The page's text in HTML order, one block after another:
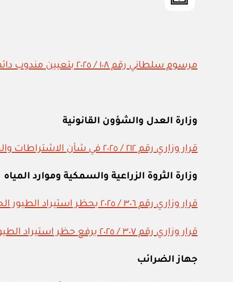
مرسوم سلطاني رقم ١٠٨ / ٢٠٢٥ بتعيين مندوب دائم لسلطنة عمان لدى منظمة السياحة العالمية في مدريد
وزارة العدل والشؤون القانونية
قرار وزاري رقم ٢١٢ / ٢٠٢٥ في شأن الاشتراطات والمواصفات الفنية لمكاتب المحاماة أو مكاتب الاستشارات القانونية
وزارة الثروة الزراعية والسمكية وموارد المياه
قرار وزاري رقم ٣٠٦ / ٢٠٢٥ بحظر استيراد الطيور الحية من مقاطعة شمال برابانت في مملكة هولندا
قرار وزاري رقم ٣٠٧ / ٢٠٢٥ برفع حظر استيراد الطيور الحية من بعض الدول
جهاز الضرائب